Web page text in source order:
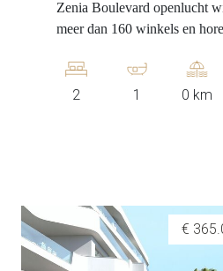
Zenia Boulevard openlucht
meer dan 160 winkels en
2 1 0 km
€